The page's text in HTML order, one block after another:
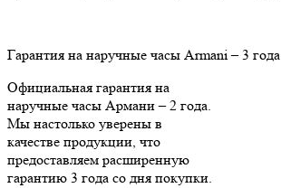
Гарантия на наручные часы Armani – 3 года
Официальная гарантия на
наручные часы Армани – 2 года.
Мы настолько уверены в
качестве продукции, что
предоставляем расширенную
гарантию 3 года cо дня покупки.